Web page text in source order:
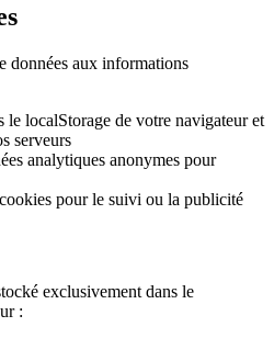
données aux informations
le localStorage de votre navigateur et
serveurs
analytiques anonymes pour
pour le suivi ou la publicité
exclusivement dans le
: